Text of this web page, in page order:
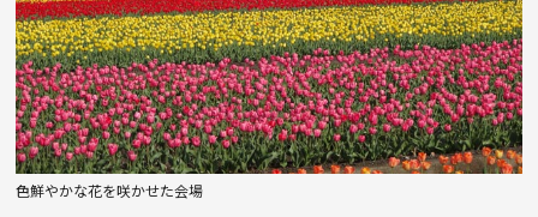
色鮮やかな花を咲かせた会場